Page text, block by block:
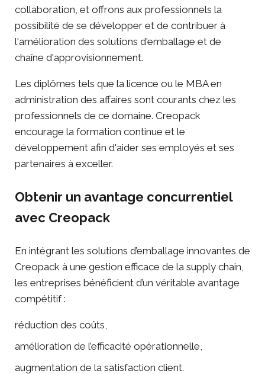
collaboration, et offrons aux professionnels la
possibilité de se développer et de contribuer à
l'amélioration des solutions d'emballage et de
chaîne d'approvisionnement.
Les diplômes tels que la licence ou le MBA en
administration des affaires sont courants chez les
professionnels de ce domaine. Creopack
encourage la formation continue et le
développement afin d'aider ses employés et ses
partenaires à exceller.
Obtenir un avantage concurrentiel
avec Creopack
En intégrant les solutions d’emballage innovantes de
Creopack à une gestion efficace de la supply chain,
les entreprises bénéficient d’un véritable avantage
compétitif :
réduction des coûts,
amélioration de l’efficacité opérationnelle,
augmentation de la satisfaction client.